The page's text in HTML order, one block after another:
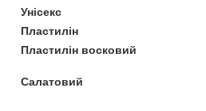
Унісекс
Пластилін
Пластилін восковий
Салатовий